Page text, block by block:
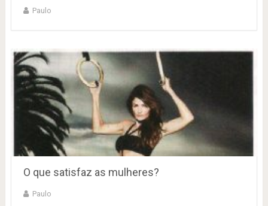
Paulo
O que satisfaz as mulheres?
Paulo